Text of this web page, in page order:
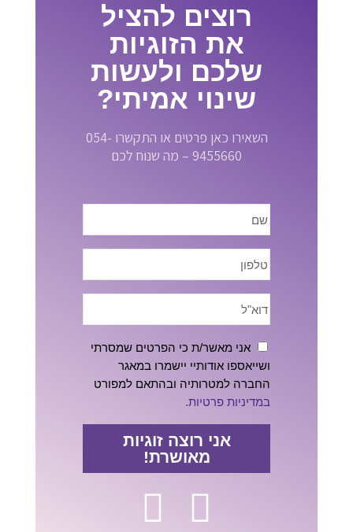
רוצים להציל
את הזוגיות
שלכם ולעשות
שינוי אמיתי?
השאירו כאן פרטים או התקשרו 054-
9455660 – מה שנוח לכם
אני מאשר/ת כי הפרטים שמסרתי
ושייאספו אודותיי יישמרו במאגר
החברה למטרותיה ובהתאם למפורט
במדיניות פרטיות.
אני רוצה זוגיות
מאושרת!